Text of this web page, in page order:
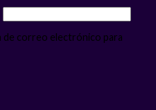
de correo electrónico para